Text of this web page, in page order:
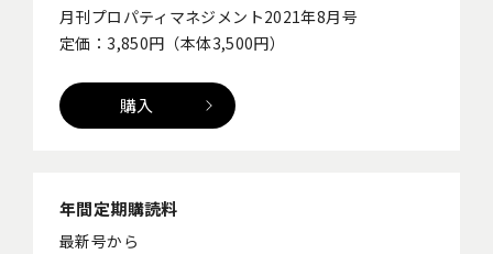
月刊プロパティマネジメント2021年8月号
定価：3,850円（本体3,500円）
購入
年間定期購読料
最新号から